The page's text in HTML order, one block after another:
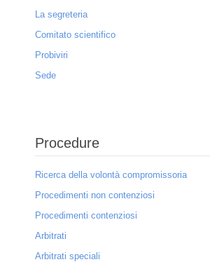
La segreteria
Comitato scientifico
Probiviri
Sede
Procedure
Ricerca della volontà compromissoria
Procedimenti non contenziosi
Procedimenti contenziosi
Arbitrati
Arbitrati speciali